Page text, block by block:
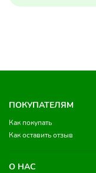
ПОКУПАТЕЛЯМ
Как покупать
Как оставить отзыв
О НАС